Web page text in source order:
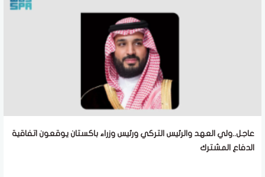
عاجل..ولي العهد والرئيس التركي ورئيس وزراء باكستان يوقعون اتفاقية
الدفاع المشترك